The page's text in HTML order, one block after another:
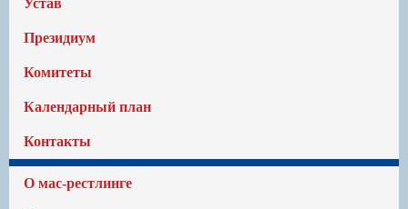
Устав
Президиум
Комитеты
Календарный план
Контакты
О мас-рестлинге